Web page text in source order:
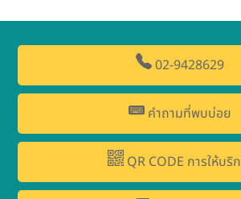
02-9428629
คำถามที่พบบ่อย
QR CODE การให้บริ